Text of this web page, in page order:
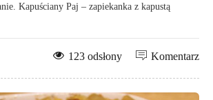
Kapuściany Paj – zapiekanka z kapustą
Komentarz
123 odsłony